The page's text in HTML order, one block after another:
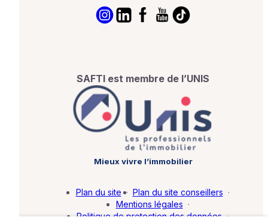
SAFTI est membre de l’UNIS
Mieux vivre l’immobilier
Plan du site · Plan du site conseillers ·
Mentions légales ·
Politique de protection des données ·